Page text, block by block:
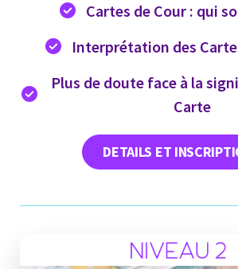
Cartes de Cour : qui
Interprétation des
Plus de doute face à la
Carte
DETAILS ET